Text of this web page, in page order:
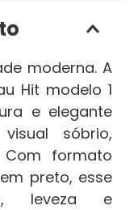
moderna. A
Hit modelo 1
e elegante
sóbrio,
Com formato
preto, esse
leveza e